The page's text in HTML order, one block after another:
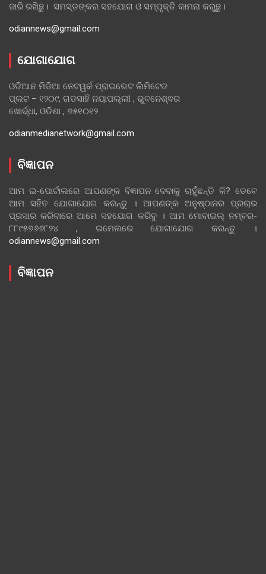
ଜାରି ରଖିଛୁ। ସମସ୍ତଙ୍କର ସହଯୋଗ ଓ ସମ୍ପୃକ୍ତି କାମନା କରୁଛୁ।
odiannews@gmail.com
ଯୋଗାଯୋଗ
ଓଡିଆନ ମିଡିଆ ନେଟୱର୍କ ପ୍ରାଇଭେଟ ଲିମିଟେଡ
ପ୍ଲଟ – ୧୨୦୯, ଗଡସାହି ନୟାପଲ୍ଲୀ , ଭୁବନେଶ୍ଵର
ଖୋର୍ଦ୍ଧା, ଓଡିଶା , ୭୫୧୦୧୨
odianmedianetwork@gmail.com
ବିଜ୍ଞାପନ
ଆମ ଇ-ପୋର୍ଟାଲରେ ଆପଣଙ୍କ ବିଜ୍ଞାପନ ଦେବାକୁ ଚାହୁଁଛନ୍ତି କି? ତେବେ
ଆମ ସହିତ ଯୋଗାଯୋଗ କରନ୍ତୁ । ଆପଣଙ୍କ ଅନୁଷ୍ଠାନର ପ୍ରଚାର
ପ୍ରସାର କରିବାରେ ଆମେ ସହଯୋଗ କରିବୁ । ଆମ ମୋବାଇଲ୍ ନମ୍ବର-
୮୮୯୫୭୬୬୮୨୪ , ଇମେଲରେ ଯୋଗାଯୋଗ କରନ୍ତୁ ।
odiannews@gmail.com
ବିଜ୍ଞାପନ